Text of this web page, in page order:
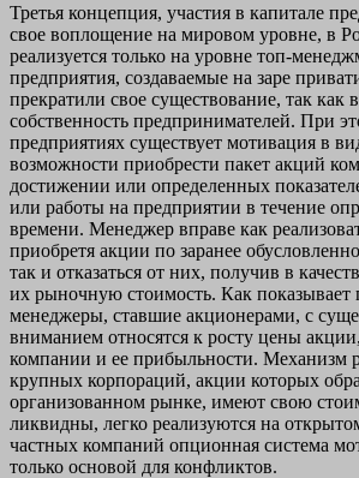
Третья концепция, участия в капитале
свое воплощение на мировом уровне, в
реализуется только на уровне топ-
предприятия, создаваемые на заре
прекратили свое существование, так как
собственность предпринимателей. При
предприятиях существует мотивация в
возможности приобрести пакет акций
достижении или определенных
или работы на предприятии в течение
времени. Менеджер вправе как
приобретя акции по заранее
так и отказаться от них, получив в
их рыночную стоимость. Как показывает
менеджеры, ставшие акционерами, с
вниманием относятся к росту цены
компании и ее прибыльности. Механизм
крупных корпораций, акции которых
организованном рынке, имеют свою
ликвидны, легко реализуются на
частных компаний опционная система
только основой для конфликтов.